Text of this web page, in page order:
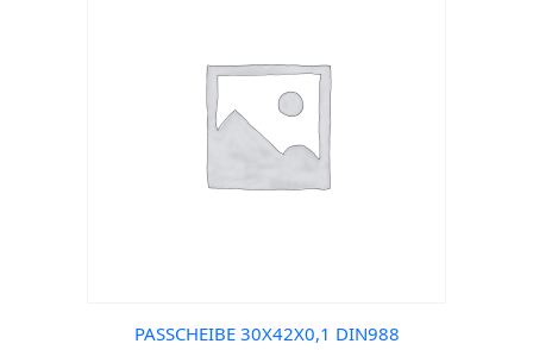
PASSCHEIBE 30X42X0,1 DIN988